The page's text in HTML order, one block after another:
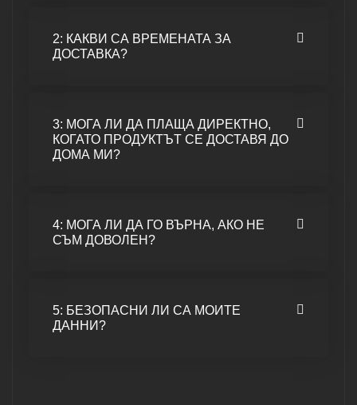
2: КАКВИ СА ВРЕМЕНАТА ЗА
ДОСТАВКА?
3: МОГА ЛИ ДА ПЛАЩА ДИРЕКТНО,
КОГАТО ПРОДУКТЪТ СЕ ДОСТАВЯ ДО
ДОМА МИ?
4: МОГА ЛИ ДА ГО ВЪРНА, АКО НЕ
СЪМ ДОВОЛЕН?
5: БЕЗОПАСНИ ЛИ СА МОИТЕ
ДАННИ?